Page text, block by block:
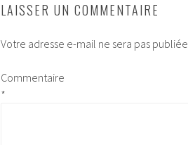
LAISSER UN COMMENTAIRE
Votre adresse e-mail ne sera pas publiée.
Commentaire
*